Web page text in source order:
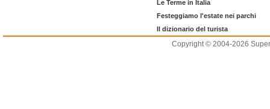
Le Terme in Italia
Festeggiamo l'estate nei parchi
Il dizionario del turista
Copyright © 2004-2026